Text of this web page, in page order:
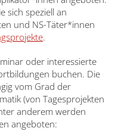
sich speziell an
und NS-Täter*innen
.
oder interessierte
buchen. Die
vom Grad der
(von Tagesprojekten
anderem werden
angeboten: